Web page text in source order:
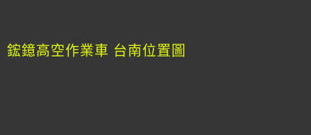
鋐鐿高空作業車 台南位置圖